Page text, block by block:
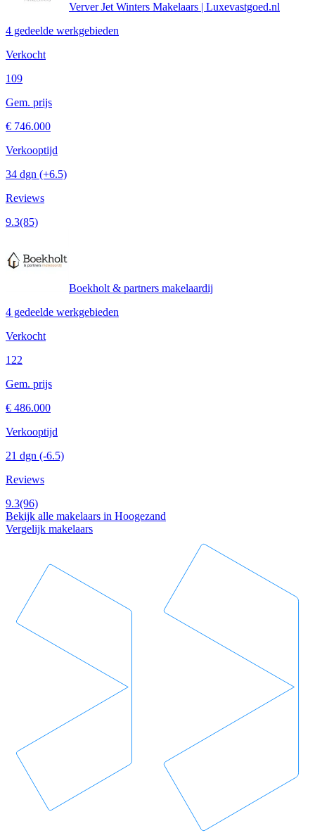
Verver Jet Winters Makelaars | Luxevastgoed.nl
4 gedeelde werkgebieden
Verkocht
109
Gem. prijs
€ 746.000
Verkooptijd
34 dgn (+6.5)
Reviews
9.3(85)
Boekholt & partners makelaardij
4 gedeelde werkgebieden
Verkocht
122
Gem. prijs
€ 486.000
Verkooptijd
21 dgn (-6.5)
Reviews
9.3(96)
Bekijk alle makelaars in Hoogezand
Vergelijk makelaars